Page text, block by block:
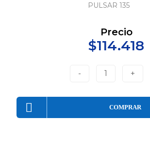
PULSAR 135
Precio
$114.418
- 1 +
COMPRAR